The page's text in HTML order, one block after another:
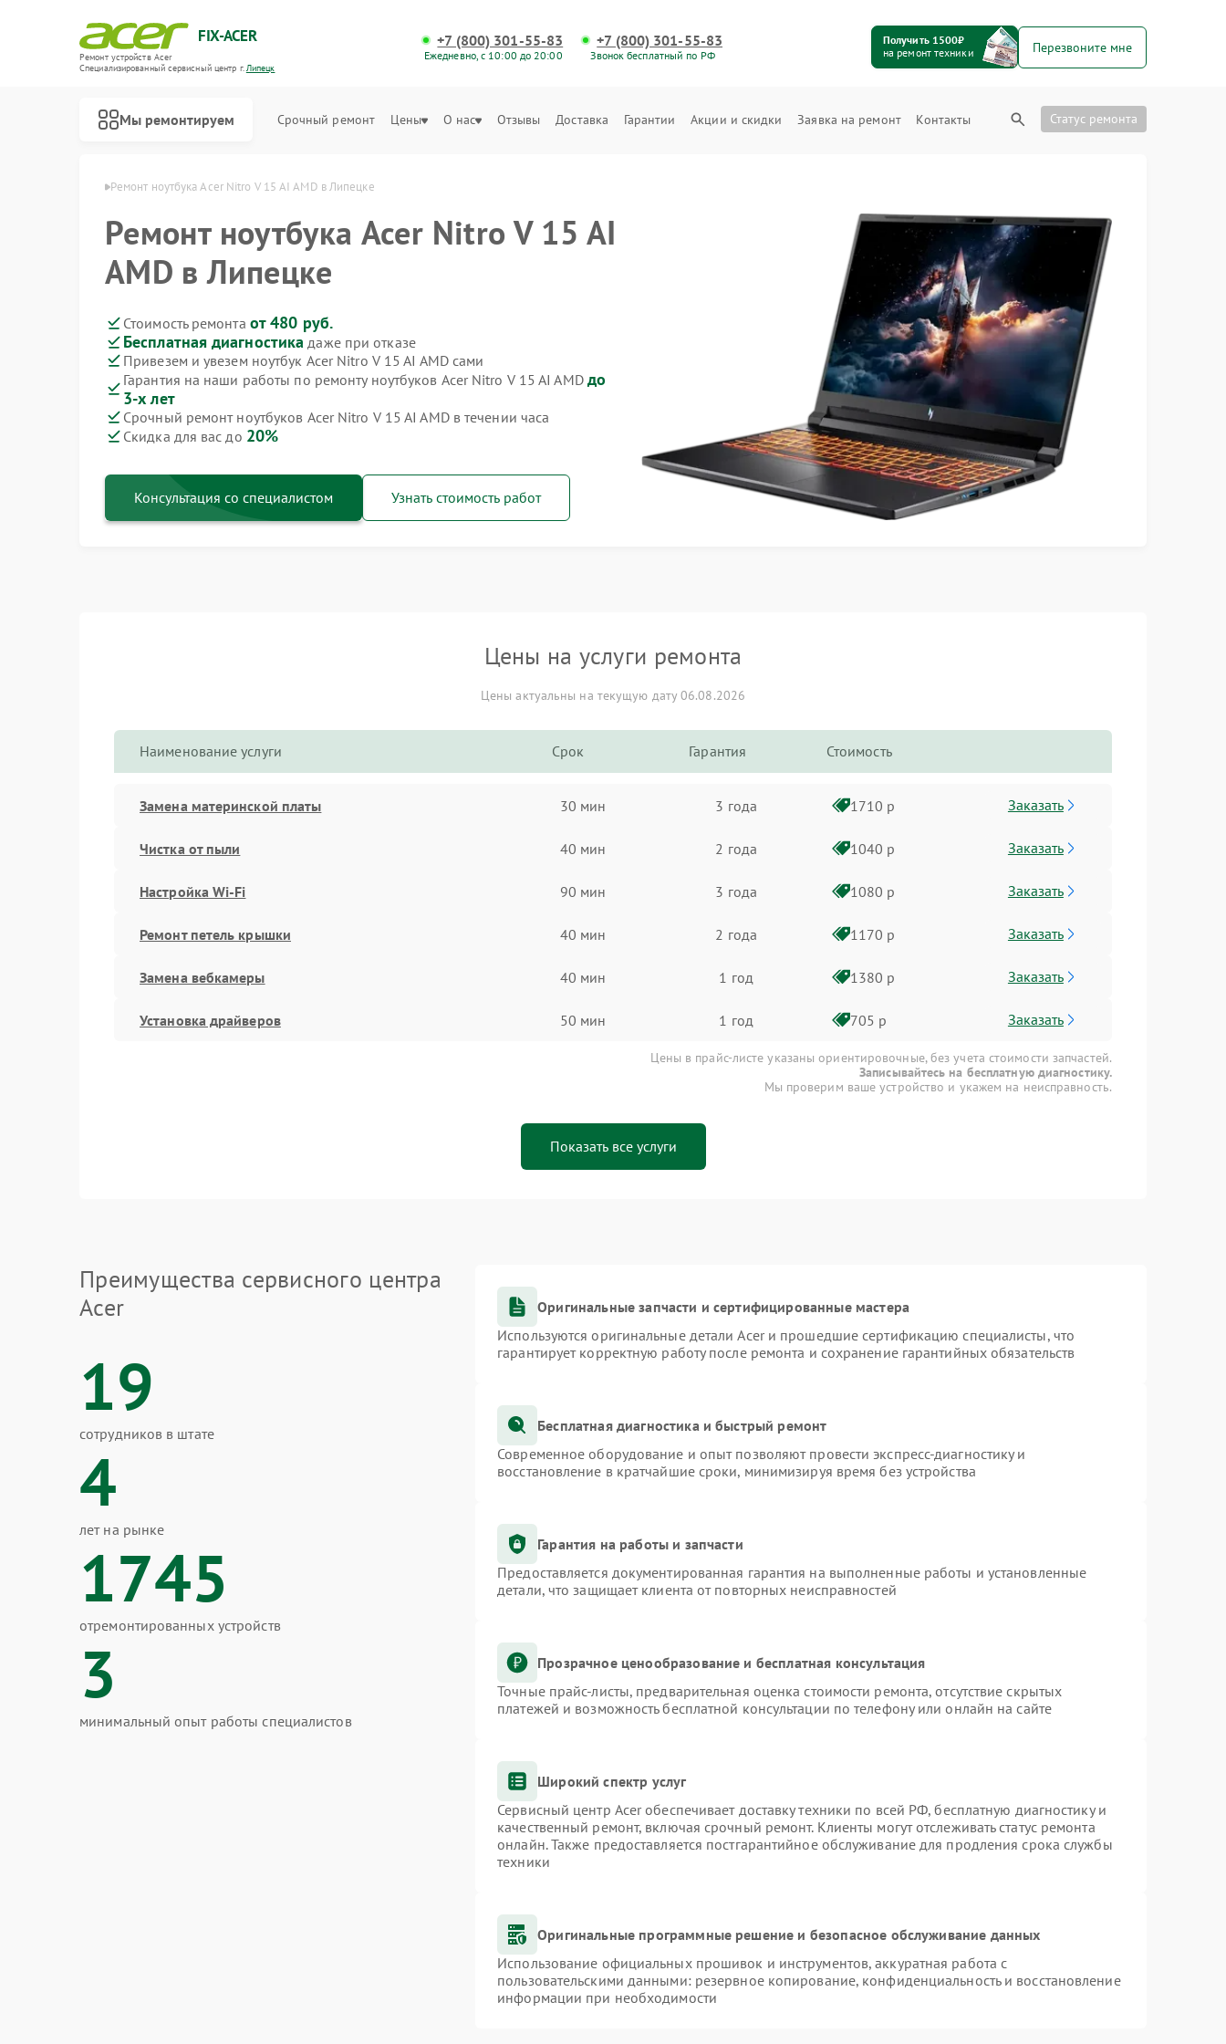
FIX-ACER
Ремонт устройств Acer
Специализированный cервисный центр г.Липецк
+7 (800) 301-55-83
Ежедневно, с 10:00 до 20:00
+7 (800) 301-55-83
Звонок бесплатный по РФ
Получить 1500₽
на ремонт техники
Перезвоните мне
Мы ремонтируем Срочный ремонт Цены О нас Отзывы Доставка Гарантии Акции и скидки Заявка на ремонт Контакты Статус ремонта
Ремонт ноутбука Acer Nitro V 15 AI AMD в Липецке
Ремонт ноутбука Acer Nitro V 15 AI
AMD в Липецке
Стоимость ремонта от 480 руб.
Бесплатная диагностика даже при отказе
Привезем и увезем ноутбук Acer Nitro V 15 AI AMD сами
Гарантия на наши работы по ремонту ноутбуков Acer Nitro V 15 AI AMD до
3-х лет
Срочный ремонт ноутбуков Acer Nitro V 15 AI AMD в течении часа
Скидка для вас до 20%
Консультация со специалистом Узнать стоимость работ
Цены на услуги ремонта
Цены актуальны на текущую дату 06.08.2026
Наименование услуги Срок Гарантия Стоимость
Замена материнской платы 30 мин 3 года 1710 р Заказать
Чистка от пыли 40 мин 2 года 1040 р Заказать
Настройка Wi-Fi 90 мин 3 года 1080 р Заказать
Ремонт петель крышки 40 мин 2 года 1170 р Заказать
Замена вебкамеры 40 мин 1 год 1380 р Заказать
Установка драйверов 50 мин 1 год 705 р Заказать
Цены в прайс-листе указаны ориентировочные, без учета стоимости запчастей.
Записывайтесь на бесплатную диагностику.
Мы проверим ваше устройство и укажем на неисправность.
Показать все услуги
Преимущества сервисного центра
Acer
19
сотрудников в штате
4
лет на рынке
1745
отремонтированных устройств
3
минимальный опыт работы специалистов
Оригинальные запчасти и сертифицированные мастера
Используются оригинальные детали Acer и прошедшие сертификацию специалисты, что
гарантирует корректную работу после ремонта и сохранение гарантийных обязательств
Бесплатная диагностика и быстрый ремонт
Современное оборудование и опыт позволяют провести экспресс-диагностику и
восстановление в кратчайшие сроки, минимизируя время без устройства
Гарантия на работы и запчасти
Предоставляется документированная гарантия на выполненные работы и установленные
детали, что защищает клиента от повторных неисправностей
Прозрачное ценообразование и бесплатная консультация
Точные прайс-листы, предварительная оценка стоимости ремонта, отсутствие скрытых
платежей и возможность бесплатной консультации по телефону или онлайн на сайте
Широкий спектр услуг
Сервисный центр Acer обеспечивает доставку техники по всей РФ, бесплатную диагностику и
качественный ремонт, включая срочный ремонт. Клиенты могут отслеживать статус ремонта
онлайн. Также предоставляется постгарантийное обслуживание для продления срока службы
техники
Оригинальные программные решение и безопасное обслуживание данных
Использование официальных прошивок и инструментов, аккуратная работа с
пользовательскими данными: резервное копирование, конфиденциальность и восстановление
информации при необходимости